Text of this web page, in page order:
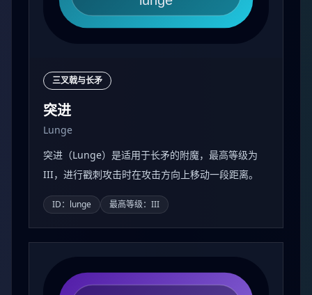
三叉戟与长矛
突进
Lunge
突进（Lunge）是适用于长矛的附魔，最高等级为
III，进行戳刺攻击时在攻击方向上移动一段距离。
ID：lunge 最高等级：III